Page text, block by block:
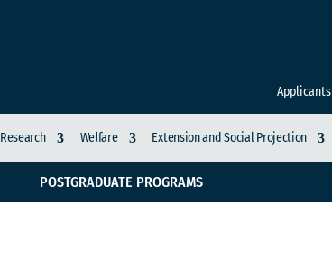
Applicants
Research Welfare Extension and Social Projection
POSTGRADUATE PROGRAMS